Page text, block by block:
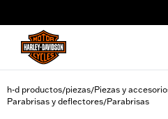
h-d productos/piezas/Piezas y
Parabrisas y deflectores/Parabrisas